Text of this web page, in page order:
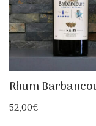
Rhum
52,00€